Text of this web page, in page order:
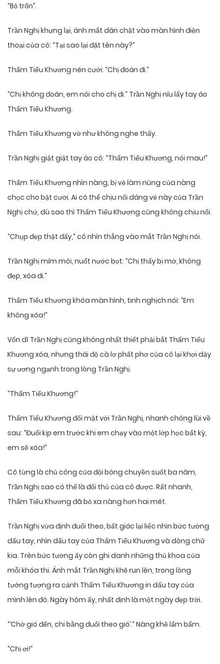
“Bỏ trốn”.
Trần Nghị khựng lại, ánh mắt dán chặt vào màn hình điện
thoại của cô: “Tại sao lại đặt tên này?”
Thẩm Tiểu Khương nén cười: “Chị đoán đi.”
“Chị không đoán, em nói cho chị đi.” Trần Nghị níu lấy tay áo
Thẩm Tiểu Khương.
Thẩm Tiểu Khương vờ như không nghe thấy.
Trần Nghị giật giật tay áo cô: “Thẩm Tiểu Khương, nói mau!”
Thẩm Tiểu Khương nhìn nàng, bị vẻ làm nũng của nàng
chọc cho bật cười. Ai có thể chịu nổi dáng vẻ này của Trần
Nghị chứ, dù sao thì Thẩm Tiểu Khương cũng không chịu nổi.
“Chụp đẹp thật đấy,” cô nhìn thẳng vào mắt Trần Nghị nói.
Trần Nghị mím môi, nuốt nước bọt: “Chị thấy bị mờ, không
đẹp, xóa đi.”
Thẩm Tiểu Khương khóa màn hình, tinh nghịch nói: “Em
không xóa!”
Vốn dĩ Trần Nghị cũng không nhất thiết phải bắt Thẩm Tiểu
Khương xóa, nhưng thái độ cà lơ phất phơ của cô lại khơi dậy
sự ương ngạnh trong lòng Trần Nghị.
“Thẩm Tiểu Khương!”
Thẩm Tiểu Khương đối mặt với Trần Nghị, nhanh chóng lùi về
sau: “Đuổi kịp em trước khi em chạy vào một lớp học bất kỳ,
em sẽ xóa!”
Cô từng là chủ công của đội bóng chuyền suốt ba năm,
Trần Nghị sao có thể là đối thủ của cô được. Rất nhanh,
Thẩm Tiểu Khương đã bỏ xa nàng hơn hai mét.
Trần Nghị vừa định đuổi theo, bất giác lại liếc nhìn bức tường
dấu tay, nhìn dấu tay của Thẩm Tiểu Khương và dòng chữ
kia. Trên bức tường ấy còn ghi danh những thủ khoa của
mỗi khóa thi. Ánh mắt Trần Nghị khẽ run lên, trong lòng
tưởng tượng ra cảnh Thẩm Tiểu Khương in dấu tay của
mình lên đó. Ngày hôm ấy, nhất định là một ngày đẹp trời.
“‘Chờ gió đến, chi bằng đuổi theo gió’.” Nàng khẽ lẩm bẩm.
“Chị ơi!”